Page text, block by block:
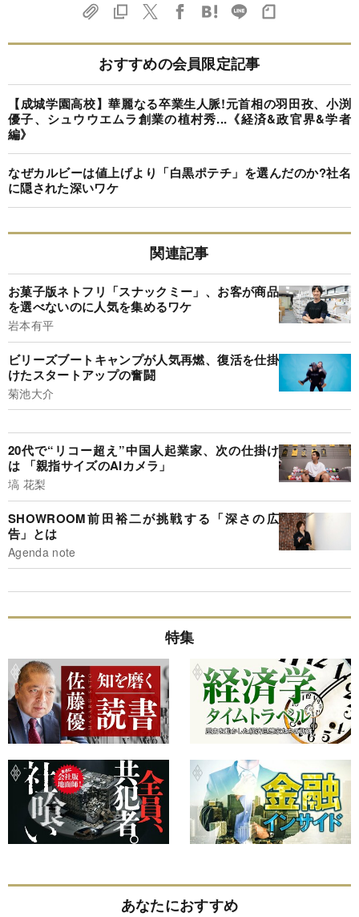
おすすめの会員限定記事
【成城学園高校】華麗なる卒業生人脈!元首相の羽田孜、小渕
優子、シュウウエムラ創業の植村秀...《経済&政官界&学者
編》
なぜカルビーは値上げより「白黒ポテチ」を選んだのか?社名
に隠された深いワケ
関連記事
お菓子版ネトフリ「スナックミー」、お客が商品
を選べないのに人気を集めるワケ
岩本有平
ビリーズブートキャンプが人気再燃、復活を仕掛
けたスタートアップの奮闘
菊池大介
20代で“リコー超え”中国人起業家、次の仕掛け
は 「親指サイズのAIカメラ」
塙 花梨
SHOWROOM前田裕二が挑戦する「深さの広
告」とは
Agenda note
特集
あなたにおすすめ